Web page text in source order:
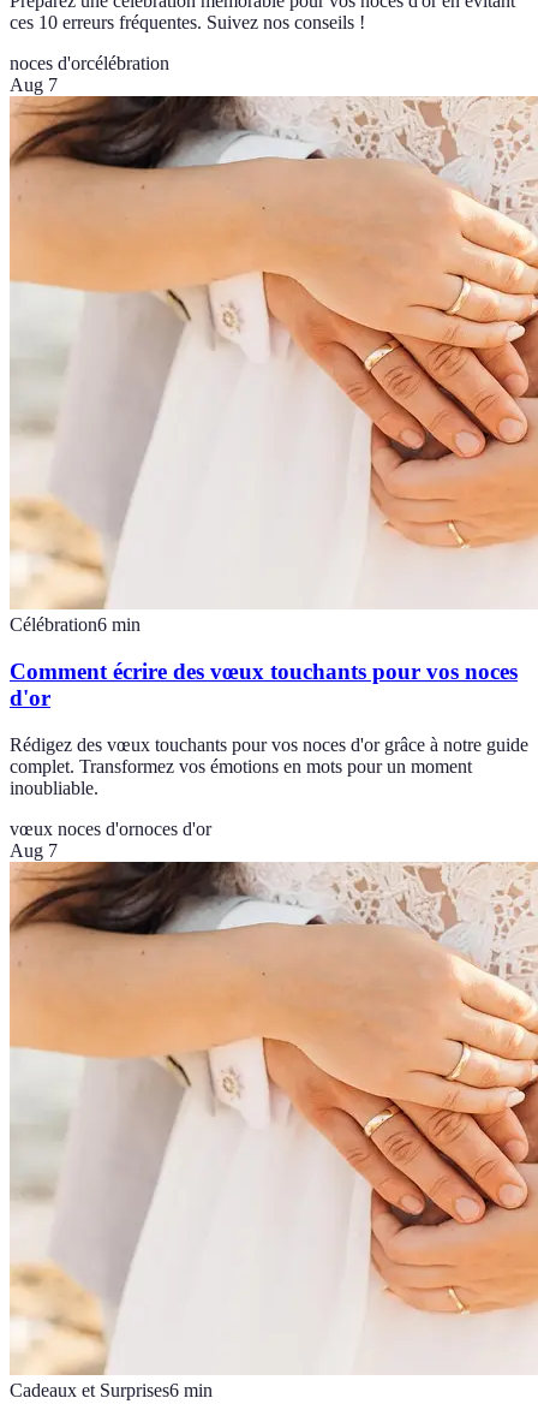
ces 10 erreurs fréquentes. Suivez nos conseils !
noces d'orcélébration
Aug 7
Célébration6 min
Comment écrire des vœux touchants pour vos noces
d'or
Rédigez des vœux touchants pour vos noces d'or grâce à notre guide
complet. Transformez vos émotions en mots pour un moment
inoubliable.
vœux noces d'ornoces d'or
Aug 7
Cadeaux et Surprises6 min